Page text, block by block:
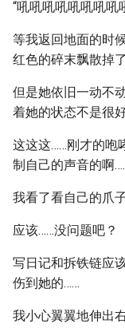
“吼吼吼吼吼吼吼吼
等我返回地面的时
红色的碎末飘散掉了
但是她依旧一动不
着她的状态不是很好
这这这……刚才的咆
制自己的声音的啊
我看了看自己的爪子
应该……没问题吧？
写日记和拆铁链应
伤到她的……
我小心翼翼地伸出